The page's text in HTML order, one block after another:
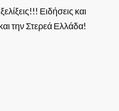
Ειδήσεις και
την Στερεά Ελλάδα!